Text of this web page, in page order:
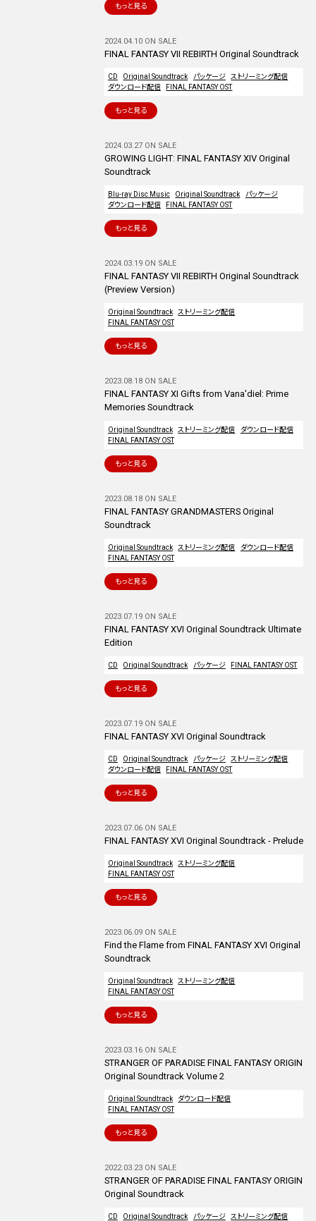
もっと見る
2024.04.10 ON SALE
FINAL FANTASY VII REBIRTH Original Soundtrack
CD Original Soundtrack パッケージ
ストリーミング配信
ダウンロード配信
FINAL FANTASY OST
もっと見る
2024.03.27 ON SALE
GROWING LIGHT: FINAL FANTASY XIV Original
Soundtrack
Blu-ray Disc Music Original Soundtrack
パッケージ
ダウンロード配信
FINAL FANTASY OST
もっと見る
2024.03.19 ON SALE
FINAL FANTASY VII REBIRTH Original Soundtrack
(Preview Version)
Original Soundtrack
ストリーミング配信
FINAL FANTASY OST
もっと見る
2023.08.18 ON SALE
FINAL FANTASY XI Gifts from Vana'diel: Prime
Memories Soundtrack
Original Soundtrack ストリーミング配信
ダウンロード配信
FINAL FANTASY OST
もっと見る
2023.08.18 ON SALE
FINAL FANTASY GRANDMASTERS Original
Soundtrack
Original Soundtrack ストリーミング配信
ダウンロード配信
FINAL FANTASY OST
もっと見る
2023.07.19 ON SALE
FINAL FANTASY XVI Original Soundtrack Ultimate
Edition
CD Original Soundtrack パッケージ FINAL FANTASY OST
もっと見る
2023.07.19 ON SALE
FINAL FANTASY XVI Original Soundtrack
CD Original Soundtrack パッケージ
ストリーミング配信
ダウンロード配信
FINAL FANTASY OST
もっと見る
2023.07.06 ON SALE
FINAL FANTASY XVI Original Soundtrack - Prelude
Original Soundtrack
ストリーミング配信
FINAL FANTASY OST
もっと見る
2023.06.09 ON SALE
Find the Flame from FINAL FANTASY XVI Original
Soundtrack
Original Soundtrack
ストリーミング配信
FINAL FANTASY OST
もっと見る
2023.03.16 ON SALE
STRANGER OF PARADISE FINAL FANTASY ORIGIN
Original Soundtrack Volume 2
Original Soundtrack
ダウンロード配信
FINAL FANTASY OST
もっと見る
2022.03.23 ON SALE
STRANGER OF PARADISE FINAL FANTASY ORIGIN
Original Soundtrack
CD Original Soundtrack パッケージ ストリーミング配信